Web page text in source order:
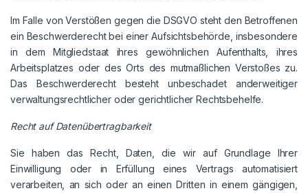
Im Falle von Verstößen gegen die DSGVO steht den Betroffenen
ein Beschwerderecht bei einer Aufsichtsbehörde, insbesondere
in dem Mitgliedstaat ihres gewöhnlichen Aufenthalts, ihres
Arbeitsplatzes oder des Orts des mutmaßlichen Verstoßes zu.
Das Beschwerderecht besteht unbeschadet anderweitiger
verwaltungsrechtlicher oder gerichtlicher Rechtsbehelfe.
Recht auf Datenübertragbarkeit
Sie haben das Recht, Daten, die wir auf Grundlage Ihrer
Einwilligung oder in Erfüllung eines Vertrags automatisiert
verarbeiten, an sich oder an einen Dritten in einem gängigen,